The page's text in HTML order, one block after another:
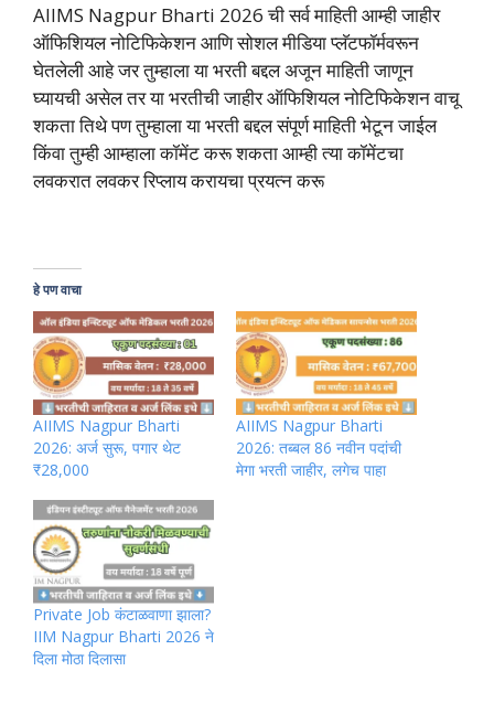
AIIMS Nagpur Bharti 2026 ची सर्व माहिती आम्ही जाहीर
ऑफिशियल नोटिफिकेशन आणि सोशल मीडिया प्लॅटफॉर्मवरून
घेतलेली आहे जर तुम्हाला या भरती बद्दल अजून माहिती जाणून
घ्यायची असेल तर या भरतीची जाहीर ऑफिशियल नोटिफिकेशन वाचू
शकता तिथे पण तुम्हाला या भरती बद्दल संपूर्ण माहिती भेटून जाईल
किंवा तुम्ही आम्हाला कॉमेंट करू शकता आम्ही त्या कॉमेंटचा
लवकरात लवकर रिप्लाय करायचा प्रयत्न करू
हे पण वाचा
AIIMS Nagpur Bharti
2026: अर्ज सुरू, पगार थेट
₹28,000
AIIMS Nagpur Bharti
2026: तब्बल 86 नवीन पदांची
मेगा भरती जाहीर, लगेच पाहा
Private Job कंटाळवाणा झाला?
IIM Nagpur Bharti 2026 ने
दिला मोठा दिलासा